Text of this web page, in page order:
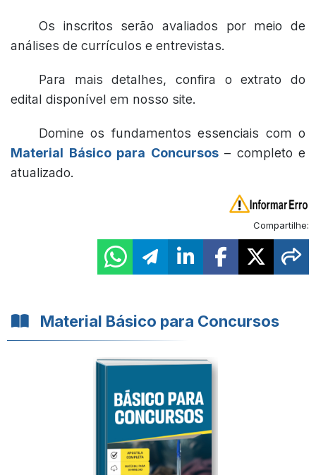
Os inscritos serão avaliados por meio de
análises de currículos e entrevistas.
Para mais detalhes, confira o extrato do
edital disponível em nosso site.
Domine os fundamentos essenciais com o
Material Básico para Concursos– completo e
atualizado.
Compartilhe:
Material Básico para Concursos